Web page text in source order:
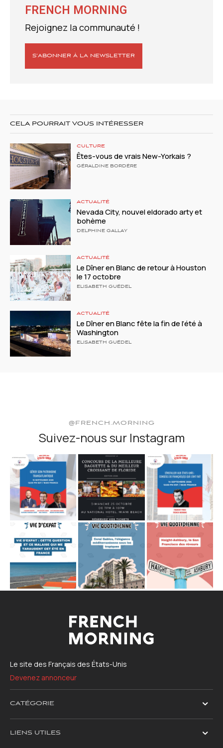
FRENCH MORNING
Rejoignez la communauté !
S’ABONNER À LA NEWSLETTER
CELA POURRAIT VOUS INTÉRESSER
CULTURE
Êtes-vous de vrais New-Yorkais ?
GÉRALDINE BORDÈRE
ACTUALITÉ
Nevada City, nouvel eldorado arty et
bohème
DELPHINE GALLAY
ACTUALITÉ
Le Dîner en Blanc de retour à Houston
le 17 octobre
ELISABETH GUÉDEL
ACTUALITÉ
Le Dîner en Blanc fête la fin de l’été à
Washington
ELISABETH GUÉDEL
@FRENCH.MORNING
Suivez-nous sur Instagram
Le site des Français des États-Unis
Devenez annonceur
CATÉGORIE
LIENS UTILES